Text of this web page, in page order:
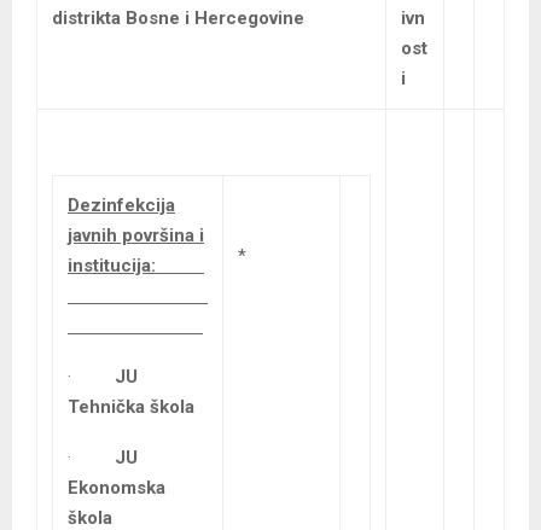
distrikta Bosne i Hercegovine
ivn
ost
i
Dezinfekcija
javnih površina i
institucija:
· JU
Tehnička škola
· JU
Ekonomska
škola
*